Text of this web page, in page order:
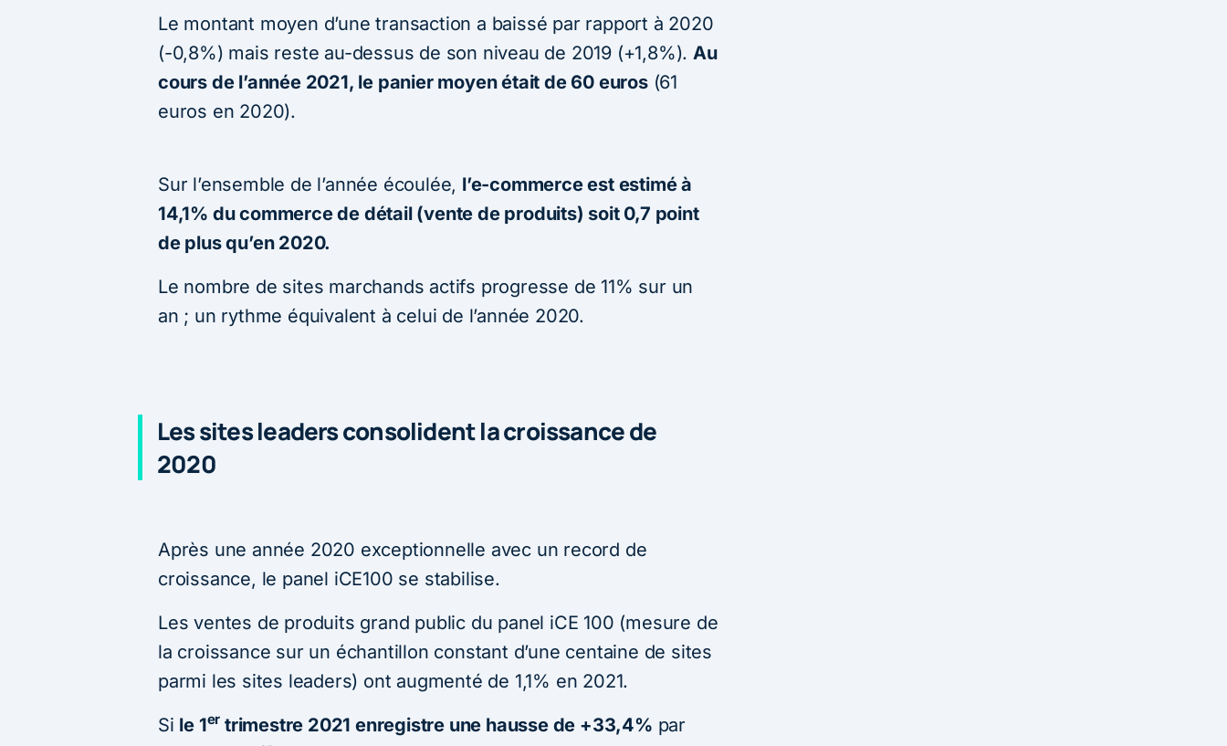
Le montant moyen d’une transaction a baissé par rapport à 2020
(-0,8%) mais reste au-dessus de son niveau de 2019 (+1,8%). Au
cours de l’année 2021, le panier moyen était de 60 euros(61
euros en 2020).
Sur l’ensemble de l’année écoulée, l’e-commerce est estimé à
14,1% du commerce de détail (vente de produits) soit 0,7 point
de plus qu’en 2020.
Le nombre de sites marchands actifs progresse de 11% sur un
an ; un rythme équivalent à celui de l’année 2020.
Les sites leaders consolident la croissance de
2020
Après une année 2020 exceptionnelle avec un record de
croissance, le panel iCE100 se stabilise.
Les ventes de produits grand public du panel iCE 100 (mesure de
la croissance sur un échantillon constant d’une centaine de sites
parmi les sites leaders) ont augmenté de 1,1% en 2021.
Si le 1er trimestre 2021 enregistre une hausse de +33,4% par